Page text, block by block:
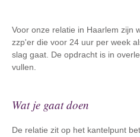
Voor onze relatie in Haarlem zijn
zzp'er die voor 24 uur per week
slag gaat. De opdracht is in
vullen.
Wat je gaat doen
De relatie zit op het kantelpunt